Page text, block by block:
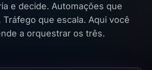
e decide. Automações que
Tráfego que escala. Aqui você
a orquestrar os três.